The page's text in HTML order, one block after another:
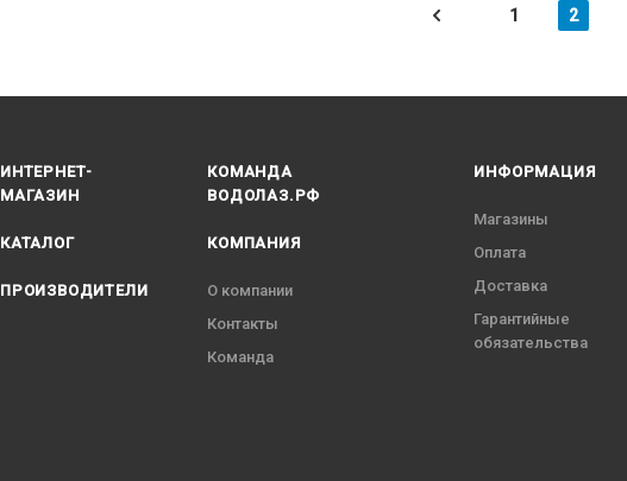
1 2
ИНТЕРНЕТ-
МАГАЗИН
КАТАЛОГ
ПРОИЗВОДИТЕЛИ
КОМАНДА
ВОДОЛАЗ.РФ
КОМПАНИЯ
О компании
Контакты
Команда
ИНФОРМАЦИЯ
Магазины
Оплата
Доставка
Гарантийные
обязательства